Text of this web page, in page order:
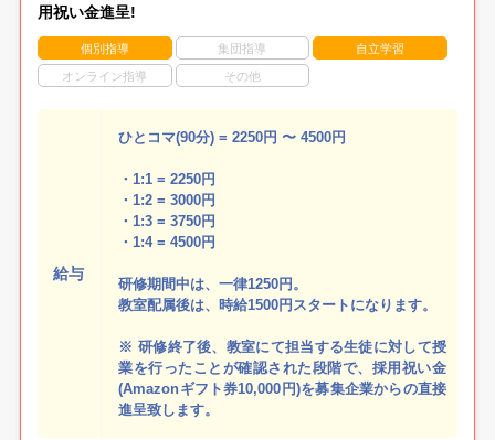
用祝い金進呈!
個別指導 集団指導 自立学習
オンライン指導 その他
給与
ひとコマ(90分) = 2250円 〜 4500円
・1:1 = 2250円
・1:2 = 3000円
・1:3 = 3750円
・1:4 = 4500円
研修期間中は、一律1250円。
教室配属後は、時給1500円スタートになります。
※ 研修終了後、教室にて担当する生徒に対して授
業を行ったことが確認された段階で、採用祝い金
(Amazonギフト券10,000円)を募集企業からの直接
進呈致します。